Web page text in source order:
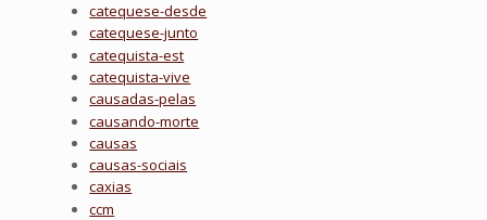
catequese-desde
catequese-junto
catequista-est
catequista-vive
causadas-pelas
causando-morte
causas
causas-sociais
caxias
ccm